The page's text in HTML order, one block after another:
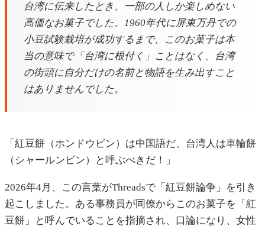
台湾に伝来したとき、一部の人しか楽しめない
高価なお菓子でした。1960年代に屏東万丹での
小豆試験栽培が成功するまで、このお菓子は本
当の意味で「台湾に根付く」ことはなく、台湾
の街頭に自分だけの名前と物語を生み出すこと
はありませんでした。
「紅豆餅（ホンドウビン）は中国語だ、台湾人は車輪餅
（シャールンビン）と呼ぶべきだ！」
2026年4月、この言葉がThreadsで「紅豆餅論争」を引き
起こしました。ある事務員が同僚からこのお菓子を「紅
豆餅」と呼んでいることを指摘され、口論になり、女性